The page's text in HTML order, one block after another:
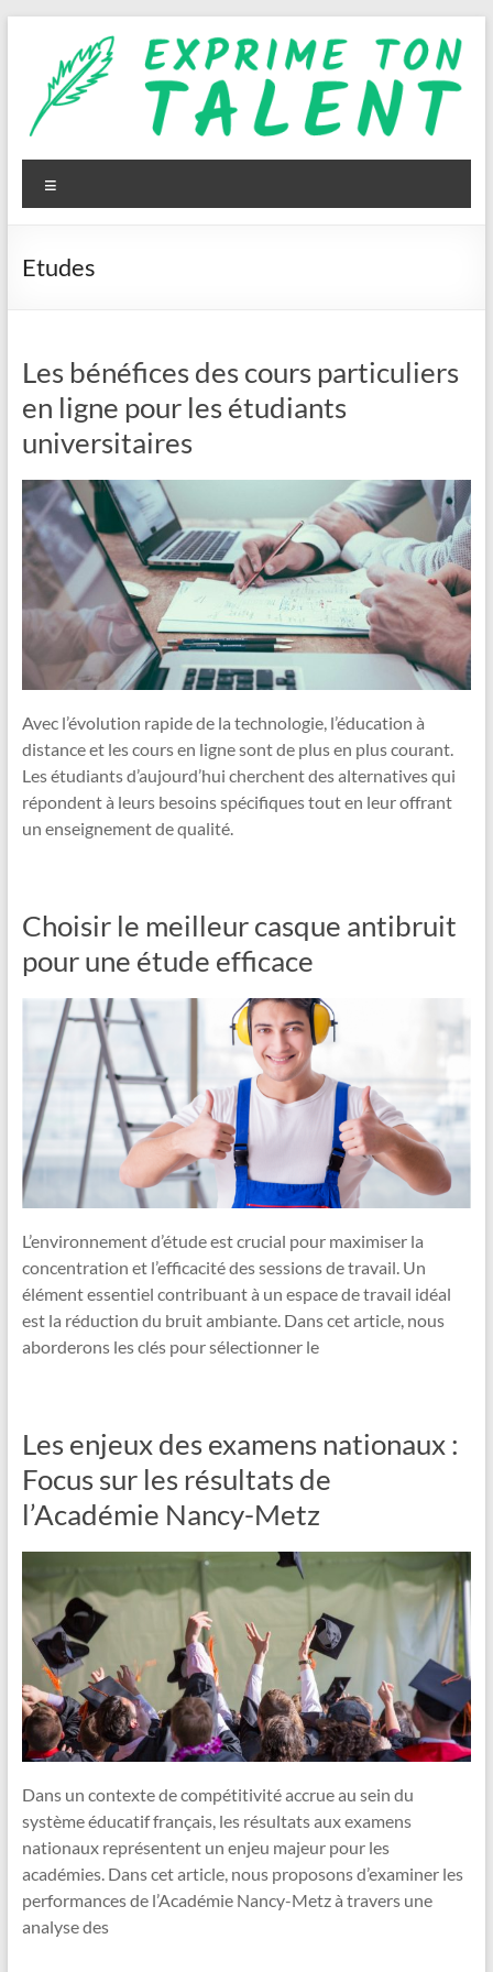
contenu
Exprime
ton
talent
Etudes
Les bénéfices des cours particuliers
en ligne pour les étudiants
universitaires
Avec l’évolution rapide de la technologie, l’éducation à
distance et les cours en ligne sont de plus en plus courant.
Les étudiants d’aujourd’hui cherchent des alternatives qui
répondent à leurs besoins spécifiques tout en leur offrant
un enseignement de qualité.
Choisir le meilleur casque antibruit
pour une étude efficace
L’environnement d’étude est crucial pour maximiser la
concentration et l’efficacité des sessions de travail. Un
élément essentiel contribuant à un espace de travail idéal
est la réduction du bruit ambiante. Dans cet article, nous
aborderons les clés pour sélectionner le
Les enjeux des examens nationaux :
Focus sur les résultats de
l’Académie Nancy-Metz
Dans un contexte de compétitivité accrue au sein du
système éducatif français, les résultats aux examens
nationaux représentent un enjeu majeur pour les
académies. Dans cet article, nous proposons d’examiner les
performances de l’Académie Nancy-Metz à travers une
analyse des